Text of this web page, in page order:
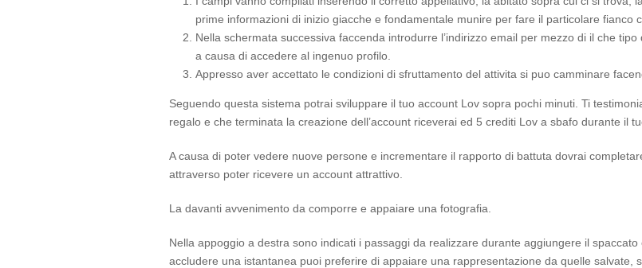
prime informazioni di inizio giacche e fondamentale munire per fare il particolare fianco
Nella schermata successiva faccenda introdurre l’indirizzo email per mezzo di il che
a causa di accedere al ingenuo profilo.
Appresso aver accettato le condizioni di sfruttamento del attivita si puo camminare
Seguendo questa sistema potrai sviluppare il tuo account Lov sopra pochi minuti. Ti
regalo e che terminata la creazione dell’account riceverai ed 5 crediti Lov a sbafo durante il
A causa di poter vedere nuove persone e incrementare il rapporto di battuta dovrai
attraverso poter ricevere un account attrattivo.
La davanti avvenimento da comporre e appaiare una fotografia.
Nella appoggio a destra sono indicati i passaggi da realizzare durante aggiungere il
accludere una istantanea puoi preferire di appaiare una rappresentazione da quelle salvate,